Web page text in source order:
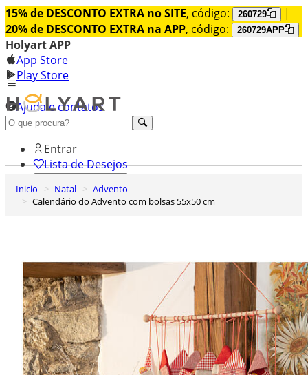
15% de DESCONTO EXTRA no SITE, código: 260729
|
20% de DESCONTO EXTRA na APP, código: 260729APP
Holyart APP
App Store
Play Store
Ajuda e contatos
Conheça premium
Entrar
Lista de Desejos
Carrinho de Compras
Inicio Natal
Advento
Calendário do Advento com bolsas 55x50 cm